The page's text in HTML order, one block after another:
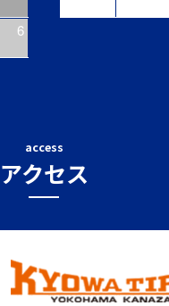
6
access
アクセス